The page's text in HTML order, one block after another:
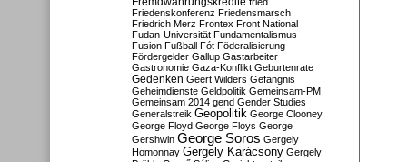
Friedenskonferenz Friedensmarsch
Friedrich Merz Frontex Front National
Fudan-Universität Fundamentalismus
Fusion Fußball Fót Föderalisierung
Fördergelder Gallup Gastarbeiter
Gastronomie Gaza-Konflikt Geburtenrate
Gedenken Geert Wilders Gefängnis
Geheimdienste Geldpolitik Gemeinsam-PM
Gemeinsam 2014 gend Gender Studies
Generalstreik Geopolitik George Clooney
George Floyd George Floys George
Gershwin George Soros Gergely
Homonnay Gergely Karácsony Gergely